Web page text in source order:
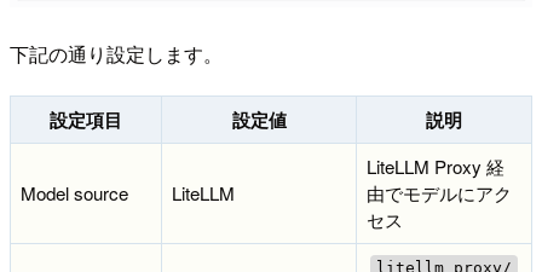
下記の通り設定します。
設定項目 設定値 説明
Model source LiteLLM
LiteLLM Proxy 経
由でモデルにアク
セス
litellm_proxy/